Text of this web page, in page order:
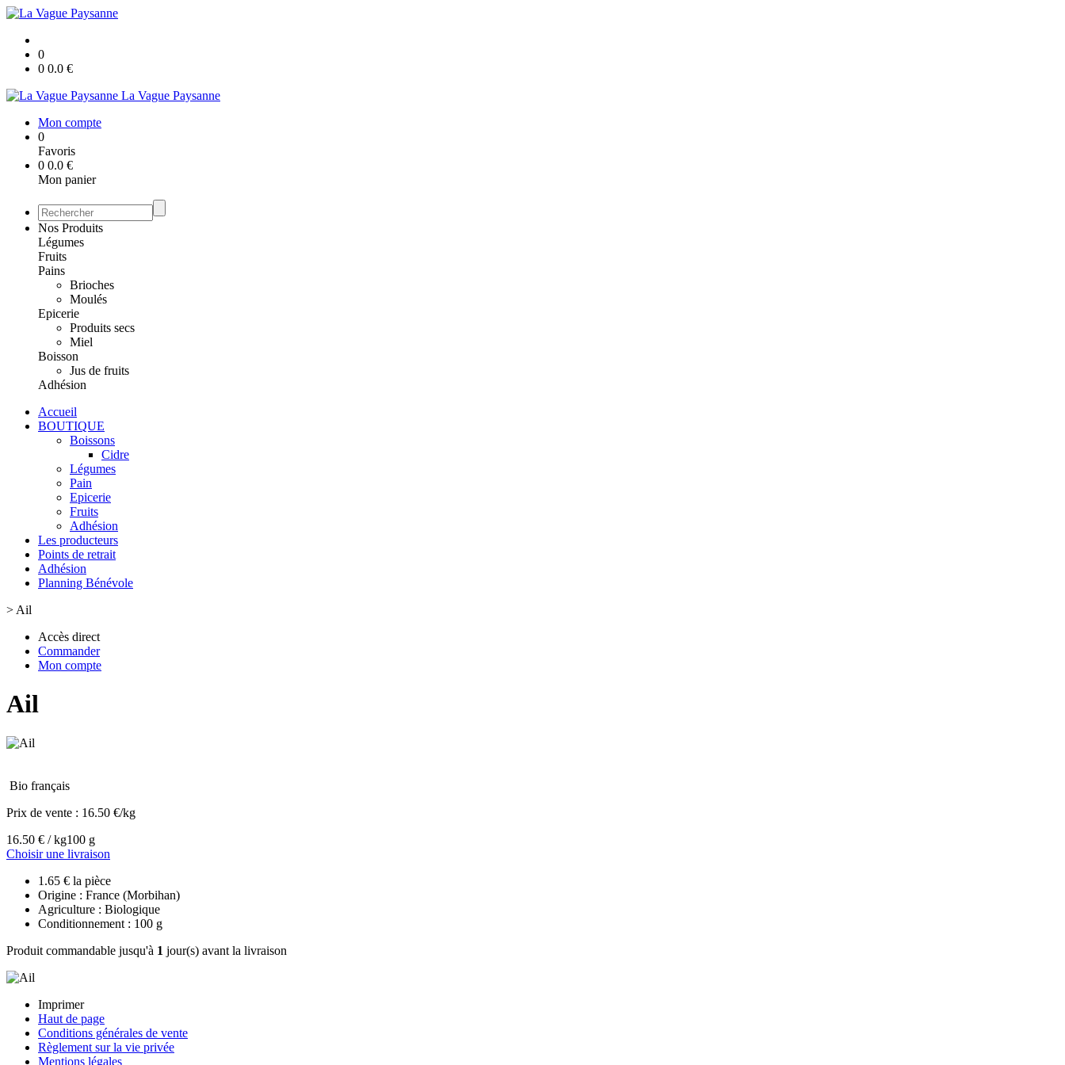
0
0 0.0 €
La Vague Paysanne
Mon compte
0
Favoris
0 0.0 €
Mon panier
Nos Produits
Légumes
Fruits
Pains
Brioches
Moulés
Epicerie
Produits secs
Miel
Boisson
Jus de fruits
Adhésion
Accueil
BOUTIQUE
Boissons
Cidre
Légumes
Pain
Epicerie
Fruits
Adhésion
Les producteurs
Points de retrait
Adhésion
Planning Bénévole
> Ail
Accès direct
Commander
Mon compte
Ail
Bio français
Prix de vente : 16.50 €/kg
16.50 € / kg100 g
Choisir une livraison
1.65 € la pièce
Origine : France (Morbihan)
Agriculture : Biologique
Conditionnement : 100 g
Produit commandable jusqu'à 1 jour(s) avant la livraison
Imprimer
Haut de page
Conditions générales de vente
Règlement sur la vie privée
Mentions légales